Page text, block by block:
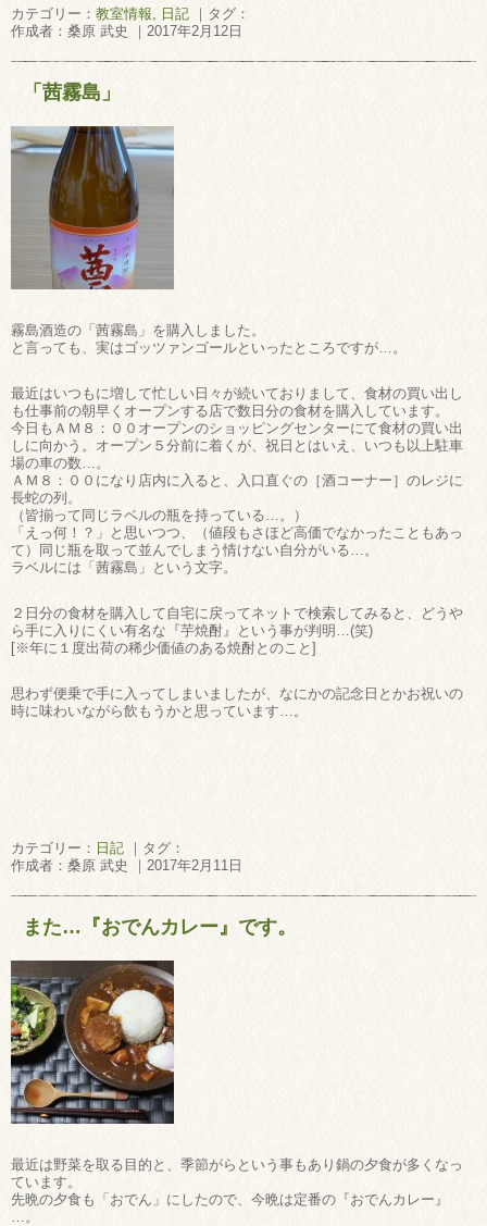
カテゴリー： 教室情報 日記 ｜タグ：
作成者：桑原 武史 ｜2017年2月12日
「茜霧島」
霧島酒造の「茜霧島」を購入しました。
と言っても、実はゴッツァンゴールといったところですが…。
最近はいつもに増して忙しい日々が続いておりまして、食材の買い出し
も仕事前の朝早くオープンする店で数日分の食材を購入しています。
今日もＡＭ８：００オープンのショッピングセンターにて食材の買い出
しに向かう。オープン５分前に着くが、祝日とはいえ、いつも以上駐車
場の車の数…。
ＡＭ８：００になり店内に入ると、入口直ぐの［酒コーナー］のレジに
長蛇の列。
（皆揃って同じラベルの瓶を持っている…。）
「えっ何！？」と思いつつ、（値段もさほど高価でなかったこともあっ
て）同じ瓶を取って並んでしまう情けない自分がいる…。
ラベルには「茜霧島」という文字。
２日分の食材を購入して自宅に戻ってネットで検索してみると、どうや
ら手に入りにくい有名な『芋焼酎』という事が判明…(笑)
[※年に１度出荷の稀少価値のある焼酎とのこと]
思わず便乗で手に入ってしまいましたが、なにかの記念日とかお祝いの
時に味わいながら飲もうかと思っています…。
カテゴリー： 日記 ｜タグ：
作成者：桑原 武史 ｜2017年2月11日
また…『おでんカレー』です。
最近は野菜を取る目的と、季節がらという事もあり鍋の夕食が多くなっ
ています。
先晩の夕食も「おでん」にしたので、今晩は定番の『おでんカレー』
…。